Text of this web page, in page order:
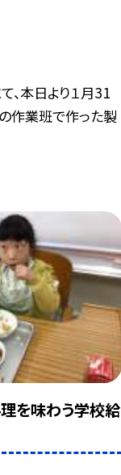
、本日より１月31
作業班で作った製
を味わう学校給